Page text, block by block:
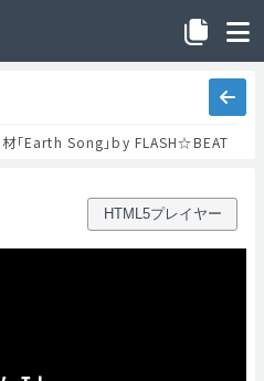
材「Earth Song」by FLASH☆BEAT
HTML5プレイヤー